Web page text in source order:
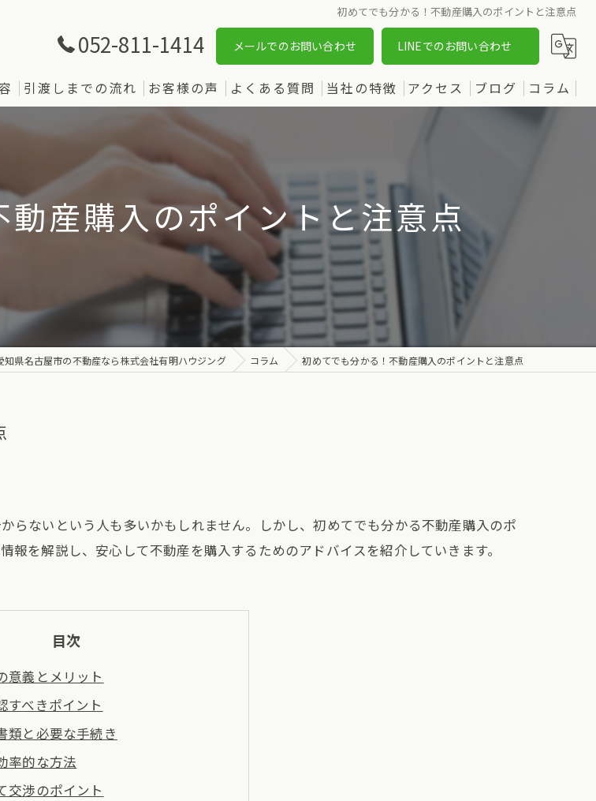
初めてでも分かる！不動産購入のポイントと注意点
052-811-1414 メールでのお問い合わせ LINEでのお問い合わせ
引渡しまでの流れ お客様の声 よくある質問 当社の特徴
土地
新築
中古
アクセス ブログ コラム
産購入のポイントと注意点
知県名古屋市の不動産なら株式会社有明ハウジング コラム 初めてでも分かる！不動産購入のポイントと注意点
らないという人も多いかもしれません。しかし、初めてでも分かる不動産購入のポ
を解説し、安心して不動産を購入するためのアドバイスを紹介していきます。
目次
意義とメリット
すべきポイント
類と必要な手続き
率的な方法
交渉のポイント